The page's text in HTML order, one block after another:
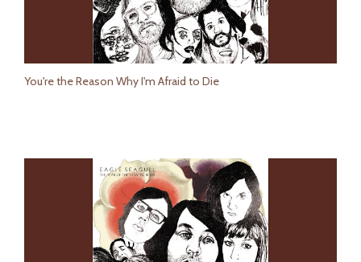
You're the Reason Why I'm Afraid to Die